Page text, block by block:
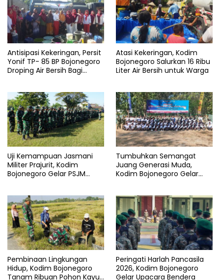
Antisipasi Kekeringan, Persit
Yonif TP- 85 BP Bojonegoro
Droping Air Bersih Bagi
Atasi Kekeringan, Kodim
Bojonegoro Salurkan 16 Ribu
Liter Air Bersih untuk Warga
Uji Kemampuan Jasmani
Militer Prajurit, Kodim
Bojonegoro Gelar PSJM
Tumbuhkan Semangat
Juang Generasi Muda,
Kodim Bojonegoro Gelar
Pembinaan Lingkungan
Hidup, Kodim Bojonegoro
Tanam Ribuan Pohon Kayu
Peringati Harlah Pancasila
2026, Kodim Bojonegoro
Gelar Upacara Bendera